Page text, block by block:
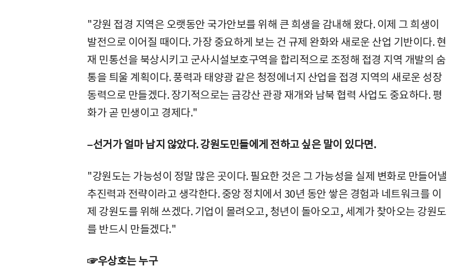
"강원 접경 지역은 오랫동안 국가안보를 위해 큰 희생을 감내해 왔다. 이제 그 희생이
발전으로 이어질 때이다. 가장 중요하게 보는 건 규제 완화와 새로운 산업 기반이다. 현
재 민통선을 북상시키고 군사시설보호구역을 합리적으로 조정해 접경 지역 개발의 숨
통을 틔울 계획이다. 풍력과 태양광 같은 청정에너지 산업을 접경 지역의 새로운 성장
동력으로 만들겠다. 장기적으로는 금강산 관광 재개와 남북 협력 사업도 중요하다. 평
화가 곧 민생이고 경제다."
–선거가 얼마 남지 않았다. 강원도민들에게 전하고 싶은 말이 있다면.
"강원도는 가능성이 정말 많은 곳이다. 필요한 것은 그 가능성을 실제 변화로 만들어낼
추진력과 전략이라고 생각한다. 중앙 정치에서 30년 동안 쌓은 경험과 네트워크를 이
제 강원도를 위해 쓰겠다. 기업이 몰려오고, 청년이 돌아오고, 세계가 찾아오는 강원도
를 반드시 만들겠다."
☞우상호는 누구